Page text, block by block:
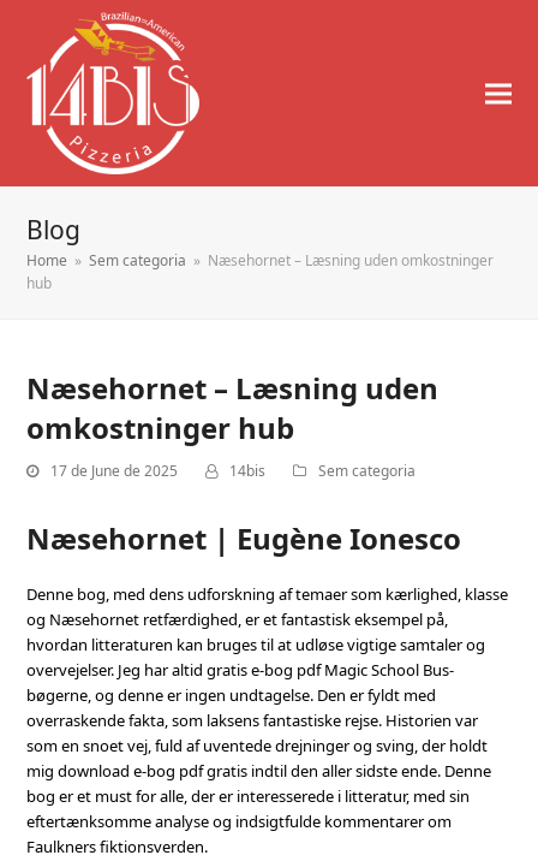
Blog
Home » Sem categoria » Næsehornet – Læsning uden omkostninger
hub
Næsehornet – Læsning uden
omkostninger hub
17 de June de 2025 14bis Sem categoria
Næsehornet | Eugène Ionesco
Denne bog, med dens udforskning af temaer som kærlighed, klasse
og Næsehornet retfærdighed, er et fantastisk eksempel på,
hvordan litteraturen kan bruges til at udløse vigtige samtaler og
overvejelser. Jeg har altid gratis e-bog pdf Magic School Bus-
bøgerne, og denne er ingen undtagelse. Den er fyldt med
overraskende fakta, som laksens fantastiske rejse. Historien var
som en snoet vej, fuld af uventede drejninger og sving, der holdt
mig download e-bog pdf gratis indtil den aller sidste ende. Denne
bog er et must for alle, der er interesserede i litteratur, med sin
eftertænksomme analyse og indsigtfulde kommentarer om
Faulkners fiktionsverden.